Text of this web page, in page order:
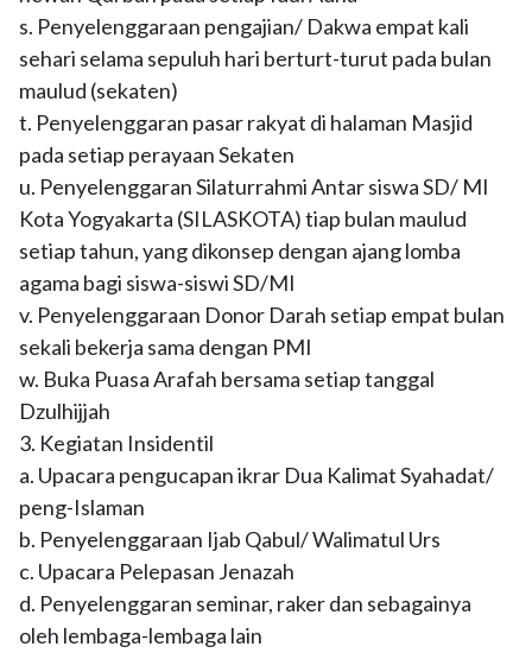
s. Penyelenggaraan pengajian/ Dakwa empat kali
sehari selama sepuluh hari berturt-turut pada bulan
maulud (sekaten)
t. Penyelenggaran pasar rakyat di halaman Masjid
pada setiap perayaan Sekaten
u. Penyelenggaran Silaturrahmi Antar siswa SD/ MI
Kota Yogyakarta (SILASKOTA) tiap bulan maulud
setiap tahun, yang dikonsep dengan ajang lomba
agama bagi siswa-siswi SD/MI
v. Penyelenggaraan Donor Darah setiap empat bulan
sekali bekerja sama dengan PMI
w. Buka Puasa Arafah bersama setiap tanggal
Dzulhijjah
3. Kegiatan Insidentil
a. Upacara pengucapan ikrar Dua Kalimat Syahadat/
peng-Islaman
b. Penyelenggaraan Ijab Qabul/ Walimatul Urs
c. Upacara Pelepasan Jenazah
d. Penyelenggaran seminar, raker dan sebagainya
oleh lembaga-lembaga lain